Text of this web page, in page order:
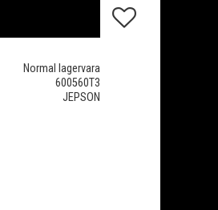
Lägg till i favoriter
Normal lagervara
600560T3
JEPSON